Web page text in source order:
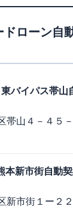
ドローン自
東バイパス帯山
帯山４－４５
本新市街自動
新市街１ー２